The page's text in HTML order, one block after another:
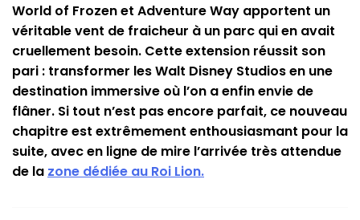
World of Frozen et Adventure Way apportent un
véritable vent de fraicheur à un parc qui en avait
cruellement besoin. Cette extension réussit son
pari : transformer les Walt Disney Studios en une
destination immersive où l’on a enfin envie de
flâner. Si tout n’est pas encore parfait, ce nouveau
chapitre est extrêmement enthousiasmant pour la
suite, avec en ligne de mire l’arrivée très attendue
de la zone dédiée au Roi Lion.